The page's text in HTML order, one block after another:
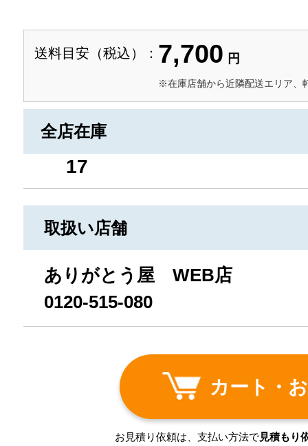
送料目安（税込）： 7,700 円
※在庫店舗から近隣配送エリア、
全店在庫
17
取扱い店舗
ありがとう屋 WEB店
0120-515-080
カート・
お見積り依頼は、支払い方法で見積もり